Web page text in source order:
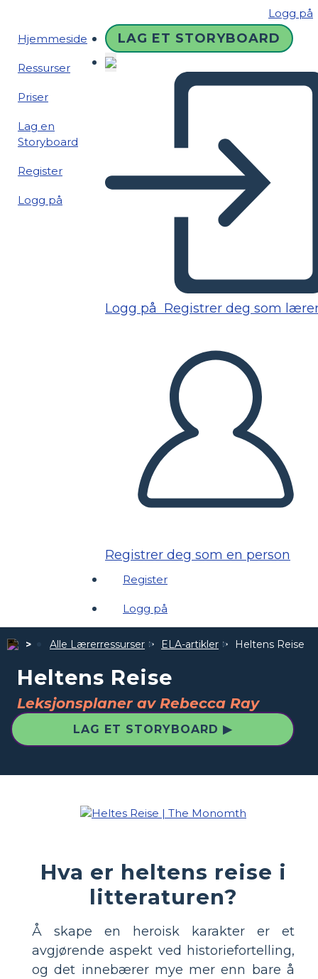
Logg på
Hjemmeside
Ressurser
Priser
Lag en
Storyboard
Register
Logg på
LAG ET STORYBOARD
Logg på Registrer deg som
Registrer deg som en person
Register
Logg på
Alle Lærerressurser ELA-artikler Heltens Reise
Heltens Reise
Leksjonsplaner av Rebecca Ray
LAG ET STORYBOARD ▶
Hva er heltens reise i
litteraturen?
Å skape en heroisk karakter er et
avgjørende aspekt ved historiefortelling,
og det innebærer mye mer enn bare å